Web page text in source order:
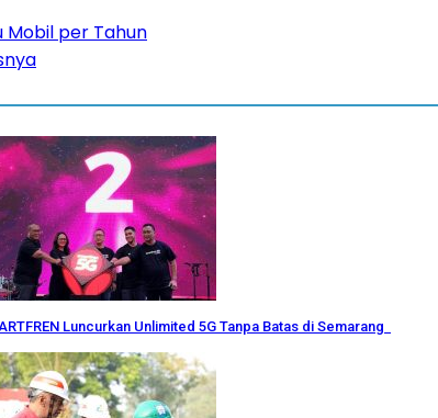
Mobil per Tahun
Luncurkan Unlimited 5G Tanpa Batas di Semarang